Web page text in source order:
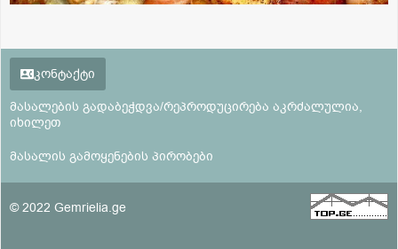
კონტაქტი
მასალების გადაბეჭდვა/რეპროდუცირება აკრძალულია,
იხილეთ
მასალის გამოყენების პირობები
© 2022 Gemrielia.ge